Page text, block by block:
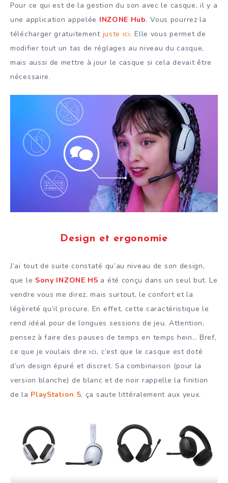
Pour ce qui est de la gestion du son avec le casque, il y a
une application appelée INZONE Hub. Vous pourrez la
télécharger gratuitement juste ici. Elle vous permet de
modifier tout un tas de réglages au niveau du casque,
mais aussi de mettre à jour le casque si cela devait être
nécessaire.
Design et ergonomie
J’ai tout de suite constaté qu’au niveau de son design,
que le Sony INZONE H5 a été conçu dans un seul but. Le
vendre vous me direz, mais surtout, le confort et la
légèreté qu’il procure. En effet, cette caractéristique le
rend idéal pour de longues sessions de jeu. Attention,
pensez à faire des pauses de temps en temps hein… Bref,
ce que je voulais dire ici, c’est que le casque est doté
d’un design épuré et discret. Sa combinaison (pour la
version blanche) de blanc et de noir rappelle la finition
de la PlayStation 5, ça saute littéralement aux yeux.